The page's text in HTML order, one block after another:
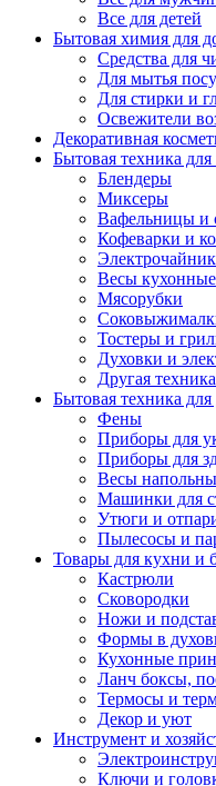
Все для детей
Бытовая химия для
Средства для
Для мытья
Для стирки и
Освежители
Декоративная
Бытовая техника
Блендеры
Миксеры
Вафельницы и
Кофеварки и
Весы кухонные
Мясорубки
Тостеры и
Духовки и
Другая
Бытовая техника для
Фены
Приборы для
Приборы для
Весы
Машинки для
Утюги и
Пылесосы и
Товары для кухни и
Кастрюли
Сковородки
Ножи и
Формы в
Кухонные
Ланч боксы,
Термосы и
Декор и уют
Инструмент и
Ключи и